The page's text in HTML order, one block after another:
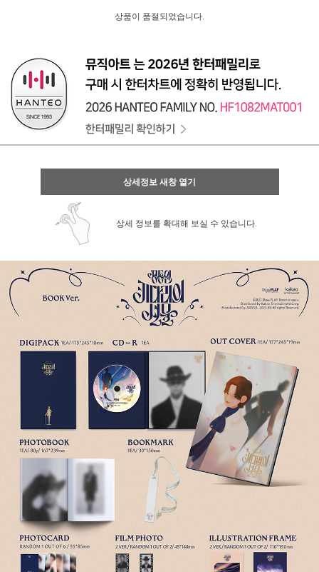
상품이 품절되었습니다.
상세정보 새창 열기
상세 정보를 확대해 보실 수 있습니다.